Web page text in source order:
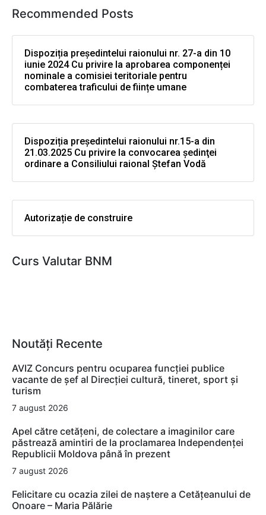
Recommended Posts
Dispoziția președintelui raionului nr. 27-a din 10
iunie 2024 Cu privire la aprobarea componenței
nominale a comisiei teritoriale pentru
combaterea traficului de ființe umane
Dispoziția președintelui raionului nr.15-a din
21.03.2025 Cu privire la convocarea şedinţei
ordinare a Consiliului raional Ştefan Vodă
Autorizație de construire
Curs Valutar BNM
Noutăți Recente
AVIZ Concurs pentru ocuparea funcţiei publice
vacante de şef al Direcţiei cultură, tineret, sport şi
turism
7 august 2026
Apel către cetățeni, de colectare a imaginilor care
păstrează amintiri de la proclamarea Independenței
Republicii Moldova până în prezent
7 august 2026
Felicitare cu ocazia zilei de naștere a Cetățeanului de
Onoare – Maria Pălărie